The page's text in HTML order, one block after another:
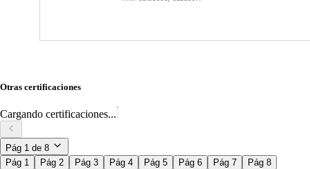
Otras certificaciones
Cargando certificaciones...
Pág 1 de 8
Pág 1
Pág 2 Pág 3 Pág 4 Pág 5 Pág 6 Pág 7 Pág 8